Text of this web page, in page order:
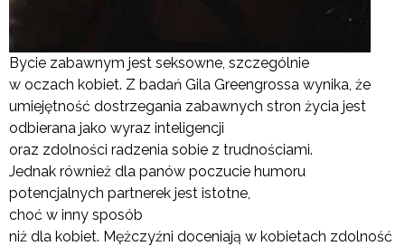
Bycie zabawnym jest seksowne, szczególnie
w oczach kobiet. Z badań Gila Greengrossa wynika, że
umiejętność dostrzegania zabawnych stron życia jest
odbierana jako wyraz inteligencji
oraz zdolności radzenia sobie z trudnościami.
Jednak również dla panów poczucie humoru
potencjalnych partnerek jest istotne,
choć w inny sposób
niż dla kobiet. Mężczyźni doceniają w kobietach zdolność